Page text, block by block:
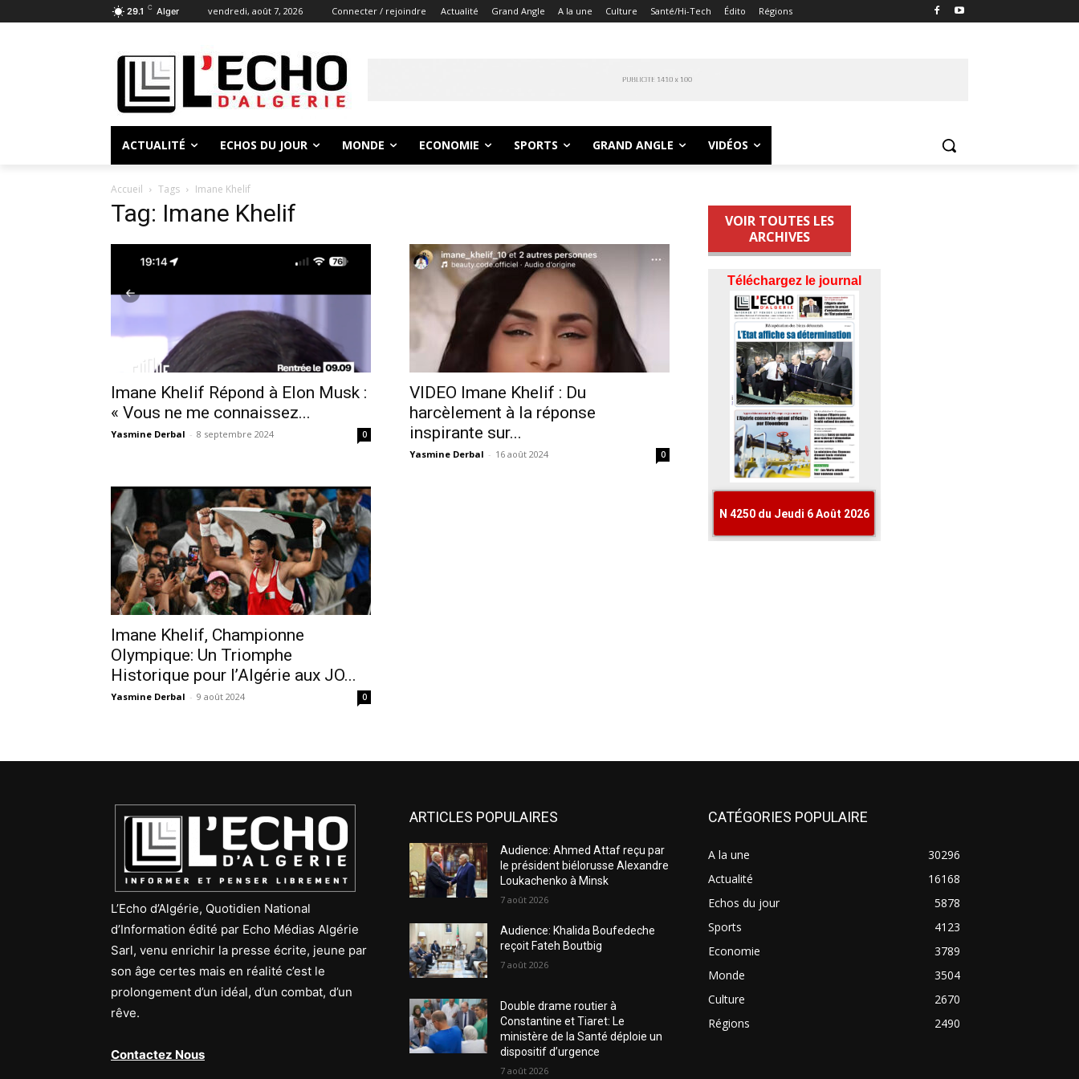
29.1 C Alger vendredi, août 7, 2026 Connecter / rejoindre Actualité Grand Angle A la une Culture Santé/Hi-Tech Édito Régions
ACTUALITÉ ECHOS DU JOUR MONDE ECONOMIE SPORTS GRAND ANGLE VIDÉOS
Accueil Tags Imane Khelif
Tag: Imane Khelif
Imane Khelif Répond à Elon Musk :
« Vous ne me connaissez...
Yasmine Derbal - 8 septembre 2024 0
VIDEO Imane Khelif : Du
harcèlement à la réponse
inspirante sur...
Yasmine Derbal - 16 août 2024 0
Imane Khelif, Championne
Olympique: Un Triomphe
Historique pour l’Algérie aux JO...
Yasmine Derbal - 9 août 2024 0
VOIR TOUTES LES
ARCHIVES
L’Echo d’Algérie, Quotidien National
d’Information édité par Echo Médias Algérie
Sarl, venu enrichir la presse écrite, jeune par
son âge certes mais en réalité c’est le
prolongement d’un idéal, d’un combat, d’un
rêve.
Contactez Nous
ARTICLES POPULAIRES
Audience: Ahmed Attaf reçu par
le président biélorusse Alexandre
Loukachenko à Minsk
7 août 2026
Audience: Khalida Boufedeche
reçoit Fateh Boutbig
7 août 2026
Double drame routier à
Constantine et Tiaret: Le
ministère de la Santé déploie un
dispositif d’urgence
7 août 2026
CATÉGORIES POPULAIRE
A la une
30296
Actualité
16168
Echos du jour
5878
Sports
4123
Economie
3789
Monde
3504
Culture
2670
Régions
2490